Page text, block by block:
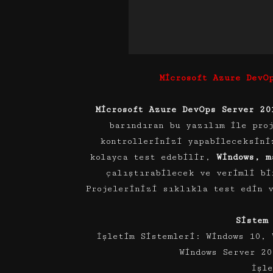
Microsoft Azure
Microsoft Azure DevOps Server
barındıran bu yazılım ile
kontrollerinizi
kolayca test edebilir, Windows,
çalıştırabilecek ve verimli
Projelerinizi sıklıkla test edin
İşletim Sistemleri: Windows 10,
Windows Server